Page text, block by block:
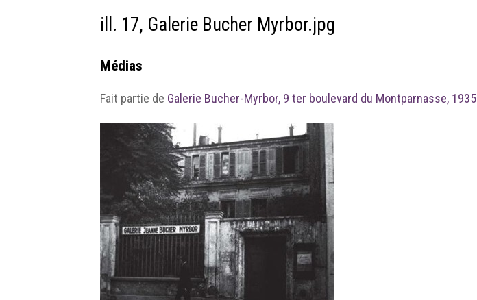
ill. 17, Galerie Bucher Myrbor.jpg
Médias
Fait partie de Galerie Bucher-Myrbor, 9 ter boulevard du Montparnasse, 1935